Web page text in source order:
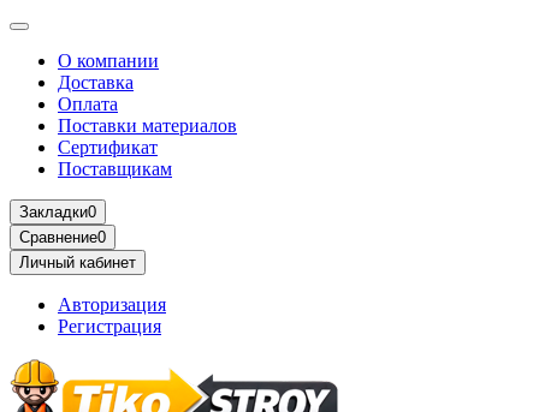
О компании
Доставка
Оплата
Поставки материалов
Сертификат
Поставщикам
Закладки0
Сравнение0
Личный кабинет
Авторизация
Регистрация